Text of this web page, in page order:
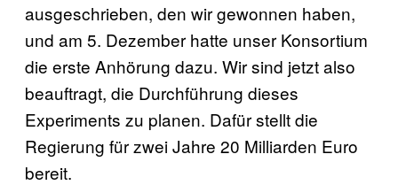
ausgeschrieben, den wir gewonnen haben,
und am 5. Dezember hatte unser Konsortium
die erste Anhörung dazu. Wir sind jetzt also
beauftragt, die Durchführung dieses
Experiments zu planen. Dafür stellt die
Regierung für zwei Jahre 20 Milliarden Euro
bereit.